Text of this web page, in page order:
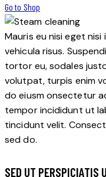
Go to Shop
Mauris eu nisi eget
vehicula risus.
tortor eu, sodales
volutpat, turpis enim
do eiusm onsectetur
tempor incididunt ut
tincidunt velit.
sed do.
SED UT PERSPICIATIS